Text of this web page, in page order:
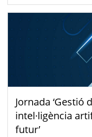
Jornada ‘Gestió
intel·ligència
futur’